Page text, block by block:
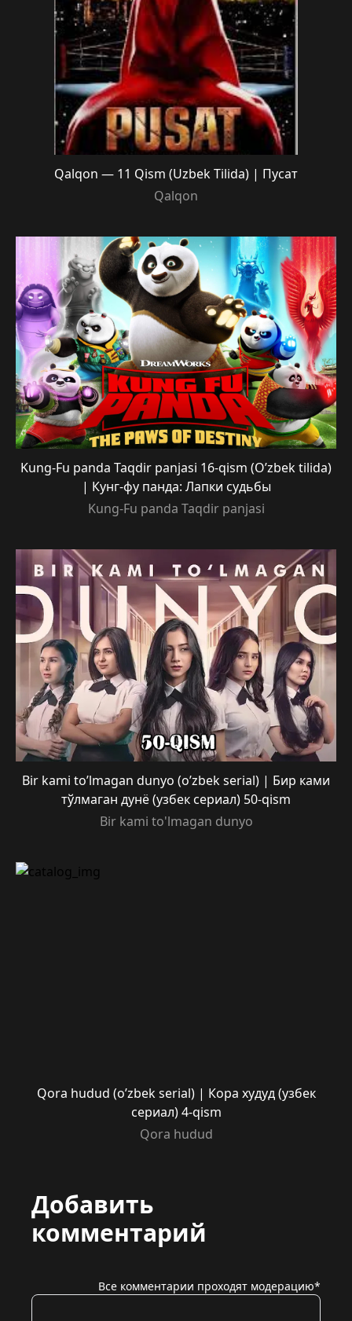
Qalqon — 11 Qism (Uzbek Tilida) | Пусат
Qalqon
Kung-Fu panda Taqdir panjasi 16-qism (O’zbek tilida)
| Кунг-фу панда: Лапки судьбы
Kung-Fu panda Taqdir panjasi
Bir kami to’lmagan dunyo (o’zbek serial) | Бир ками
тўлмаган дунё (узбек сериал) 50-qism
Bir kami to'lmagan dunyo
Qora hudud (o’zbek serial) | Кора худуд (узбек
сериал) 4-qism
Qora hudud
Добавить
комментарий
Все комментарии проходят модерацию*